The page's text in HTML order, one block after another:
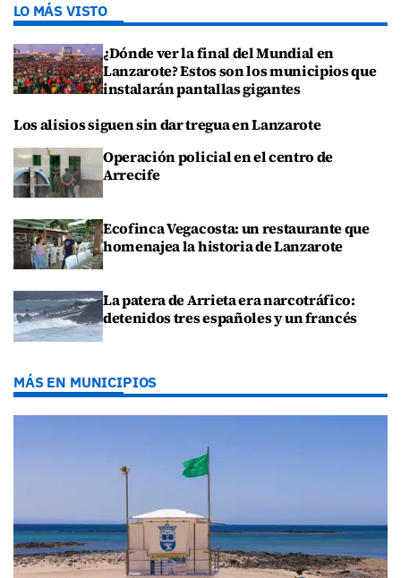
LO MÁS VISTO
¿Dónde ver la final del Mundial en
Lanzarote? Estos son los municipios que
instalarán pantallas gigantes
Los alisios siguen sin dar tregua en Lanzarote
Operación policial en el centro de
Arrecife
Ecofinca Vegacosta: un restaurante que
homenajea la historia de Lanzarote
La patera de Arrieta era narcotráfico:
detenidos tres españoles y un francés
MÁS EN MUNICIPIOS